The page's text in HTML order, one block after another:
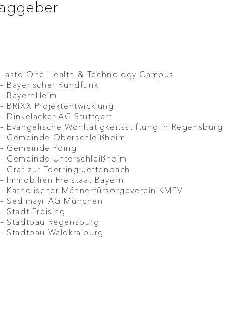
– asto One Health & Technology Campus
– Bayerischer Rundfunk
– BayernHeim
– BRIXX Projektentwicklung
– Dinkelacker AG Stuttgart
– Evangelische Wohltätigkeitsstiftung in Regensburg
– Gemeinde Oberschleißheim
– Gemeinde Poing
– Gemeinde Unterschleißheim
– Graf zur Toerring-Jettenbach
– Immobilien Freistaat Bayern
– Katholischer Männerfürsorgeverein KMFV
– Sedlmayr AG München
– Stadt Freising
– Stadtbau Regensburg
– Stadtbau Waldkraiburg